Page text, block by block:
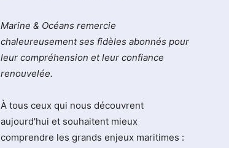
Marine & Océans remercie
chaleureusement ses fidèles abonnés pour
leur compréhension et leur confiance
renouvelée.
À tous ceux qui nous découvrent
aujourd'hui et souhaitent mieux
comprendre les grands enjeux maritimes :